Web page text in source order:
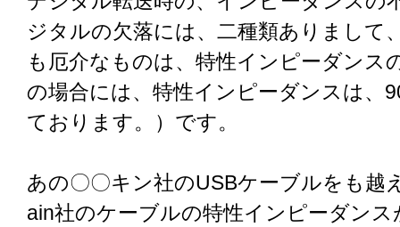
ジタルの欠落には、二種類ありまして
も厄介なものは、特性インピーダンス
の場合には、特性インピーダンスは、
ております。）です。
あの〇〇キン社のUSBケーブルをも越
ain社のケーブルの特性インピーダン